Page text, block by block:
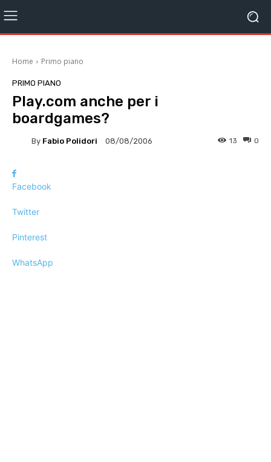
Home Primo piano
PRIMO PIANO
Play.com anche per i
boardgames?
By Fabio Polidori 08/08/2006 0
13
Facebook
Twitter
Pinterest
WhatsApp